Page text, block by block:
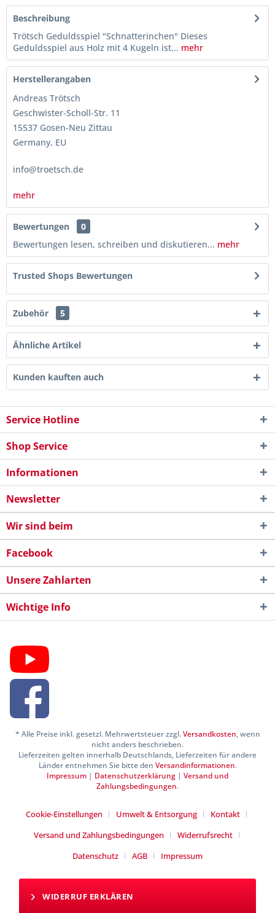
Beschreibung
Trötsch Geduldsspiel "Schnatterinchen" Dieses
Geduldsspiel aus Holz mit 4 Kugeln ist... mehr
Herstellerangaben
Andreas Trötsch
Geschwister-Scholl-Str. 11
15537 Gosen-Neu Zittau
Germany, EU
info@troetsch.de
mehr
Bewertungen
0
Bewertungen lesen, schreiben und diskutieren... mehr
Trusted Shops Bewertungen
Zubehör 5
Ähnliche Artikel
Kunden kauften auch
Service Hotline
Shop Service
Informationen
Newsletter
Wir sind beim
Facebook
Unsere Zahlarten
Wichtige Info
* Alle Preise inkl. gesetzl. Mehrwertsteuer zzgl.Versandkosten, wenn
nicht anders beschrieben.
Lieferzeiten gelten innerhalb Deutschlands, Lieferzeiten für andere
Länder entnehmen Sie bitte den Versandinformationen.
Impressum | Datenschutzerklärung | Versand und
Zahlungsbedingungen.
Cookie-Einstellungen Umwelt & Entsorgung
Kontakt
Versand und Zahlungsbedingungen
Widerrufsrecht
Datenschutz
AGB Impressum
WIDERRUF ERKLÄREN